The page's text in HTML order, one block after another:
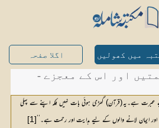
میں کھولیں اگلا صفحہ
اور اس کے معجزے -
عبرت ہے۔یہ(قرآن) گھڑی ہوئی بات نہیں بلکہ اپنے سے پہلی
اور ایمان لانے والوں کے لیے ہدایت اور رحمت ہے۔‘‘[1]